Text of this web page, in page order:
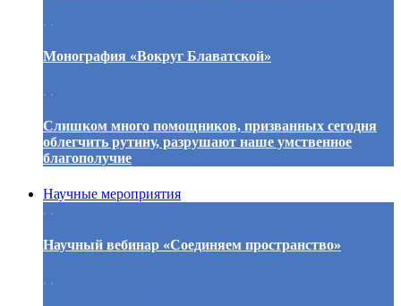
. .
Монография «Вокруг Блаватской»
. .
Слишком много помощников, призванных сегодня
облегчить рутину, разрушают наше умственное
благополучие
Научные мероприятия
. .
Научный вебинар «Соединяем пространство»
. .